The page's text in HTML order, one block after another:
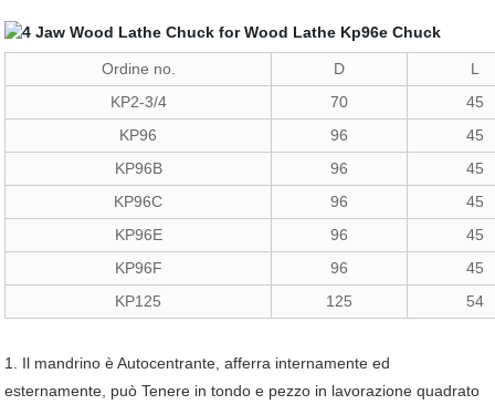
Ordine no. D
L
KP2-3/4
70
45
KP96
96
45
KP96B
96
45
KP96C
96
45
KP96E
96
45
KP96F
96
45
KP125
125 54
1. Il mandrino è Autocentrante, afferra internamente ed
esternamente, può Tenere in tondo e pezzo in lavorazione quadrato